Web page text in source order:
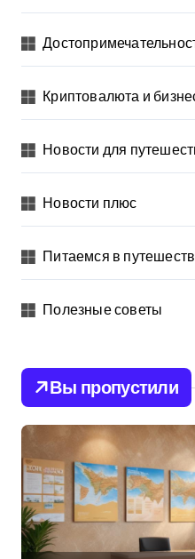
Криптовалюта и
Новости для
Новости плюс
Питаемся в
Полезные советы
Вы пропустили